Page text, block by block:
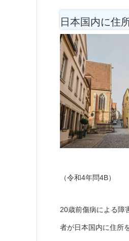
日本国内に住
（令和4年問4B）
20歳前傷病による障
者が日本国内に住所